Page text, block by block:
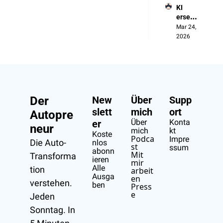
Aus
Verseh
en
KI
ersetzt
die
Manag
Mar 24,
2026
Der
Autopre
neur
Die Auto-
Transforma
tion
verstehen.
Jeden
Sonntag. In
New
slett
er
Koste
nlos
abonn
ieren
Alle
Ausga
ben
Über
mich
Über
mich
Podca
st
Mit
mir
arbeit
en
Press
e
Supp
ort
Konta
kt
Impre
ssum